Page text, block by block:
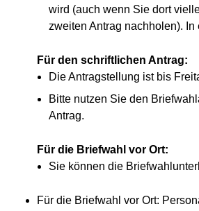
wird (auch wenn Sie dort
zweiten Antrag nachholen).
Für den schriftlichen Antrag:
Die Antragstellung ist bis
Bitte nutzen Sie den
Antrag.
Für die Briefwahl vor Ort:
Sie können die
Für die Briefwahl vor Ort: